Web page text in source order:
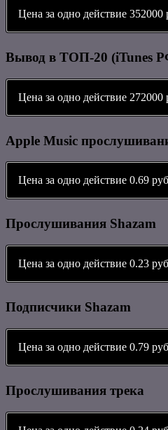
Цена за одно действие
Вывод в ТОП-20 (iTunes
Цена за одно действие
Apple Music
Цена за одно действие 0.69
Прослушивания Shazam
Цена за одно действие 0.23
Подписчики Shazam
Цена за одно действие 0.79
Прослушивания трека